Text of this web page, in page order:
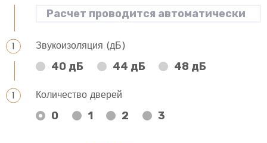
Звукоизоляция (дБ)
40 дБ 44 дБ 48 дБ
Количество дверей
0 1 2 3